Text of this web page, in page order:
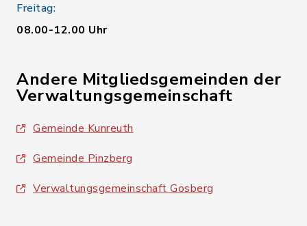
Freitag:
08.00-12.00 Uhr
Andere Mitgliedsgemeinden der
Verwaltungsgemeinschaft
Gemeinde Kunreuth
Gemeinde Pinzberg
Verwaltungsgemeinschaft Gosberg